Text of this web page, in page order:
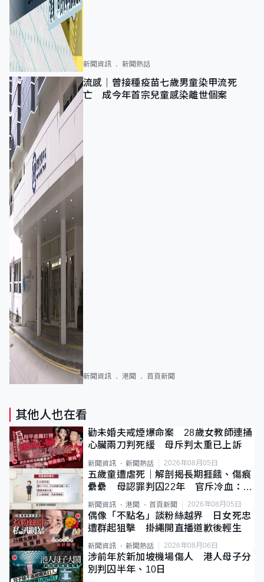
新聞資訊 新聞熱話
流感｜曾接種疫苗七歲男童染甲流死
亡 成今年首宗兒童感染離世個案
新聞資訊 港聞 首頁新聞
其他人也在看
勸未婚夫戒煙爆命案 28歲女教師連捅
心臟兩刀判死緩 母斥判太重已上訴
新聞資訊 新聞熱話 2026年08月05日
五歲童遭虐死｜解剖揭長期捱餓、傷痕
纍纍 母認罪判囚22年 官斥冷血：同
類案最惡劣
新聞資訊 港聞 首頁新聞 2026年08月05日
偶像「不點名」談粉絲越界 日女死忠
遭群起狙擊 掛繩開直播道歉後輕生
新聞資訊 新聞熱話 2026年08月06日
涉前年於新加坡機場傷人 港人母子分
別判囚半年、10日